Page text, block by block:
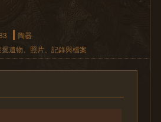
陶器
遺物、照片、記錄與檔案